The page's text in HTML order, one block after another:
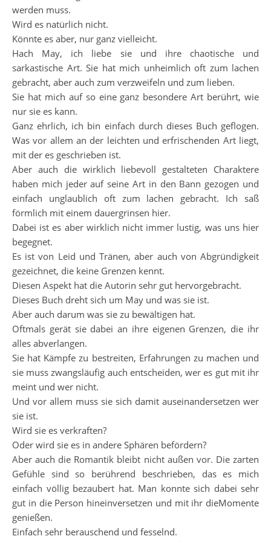
werden muss.
Wird es natürlich nicht.
Könnte es aber, nur ganz vielleicht.
Hach May, ich liebe sie und ihre chaotische und
sarkastische Art. Sie hat mich unheimlich oft zum lachen
gebracht, aber auch zum verzweifeln und zum lieben.
Sie hat mich auf so eine ganz besondere Art berührt, wie
nur sie es kann.
Ganz ehrlich, ich bin einfach durch dieses Buch geflogen.
Was vor allem an der leichten und erfrischenden Art liegt,
mit der es geschrieben ist.
Aber auch die wirklich liebevoll gestalteten Charaktere
haben mich jeder auf seine Art in den Bann gezogen und
einfach unglaublich oft zum lachen gebracht. Ich saß
förmlich mit einem dauergrinsen hier.
Dabei ist es aber wirklich nicht immer lustig, was uns hier
begegnet.
Es ist von Leid und Tränen, aber auch von Abgründigkeit
gezeichnet, die keine Grenzen kennt.
Diesen Aspekt hat die Autorin sehr gut hervorgebracht.
Dieses Buch dreht sich um May und was sie ist.
Aber auch darum was sie zu bewältigen hat.
Oftmals gerät sie dabei an ihre eigenen Grenzen, die ihr
alles abverlangen.
Sie hat Kämpfe zu bestreiten, Erfahrungen zu machen und
sie muss zwangsläufig auch entscheiden, wer es gut mit ihr
meint und wer nicht.
Und vor allem muss sie sich damit auseinandersetzen wer
sie ist.
Wird sie es verkraften?
Oder wird sie es in andere Sphären befördern?
Aber auch die Romantik bleibt nicht außen vor. Die zarten
Gefühle sind so berührend beschrieben, das es mich
einfach völlig bezaubert hat. Man konnte sich dabei sehr
gut in die Person hineinversetzen und mit ihr dieMomente
genießen.
Einfach sehr berauschend und fesselnd.